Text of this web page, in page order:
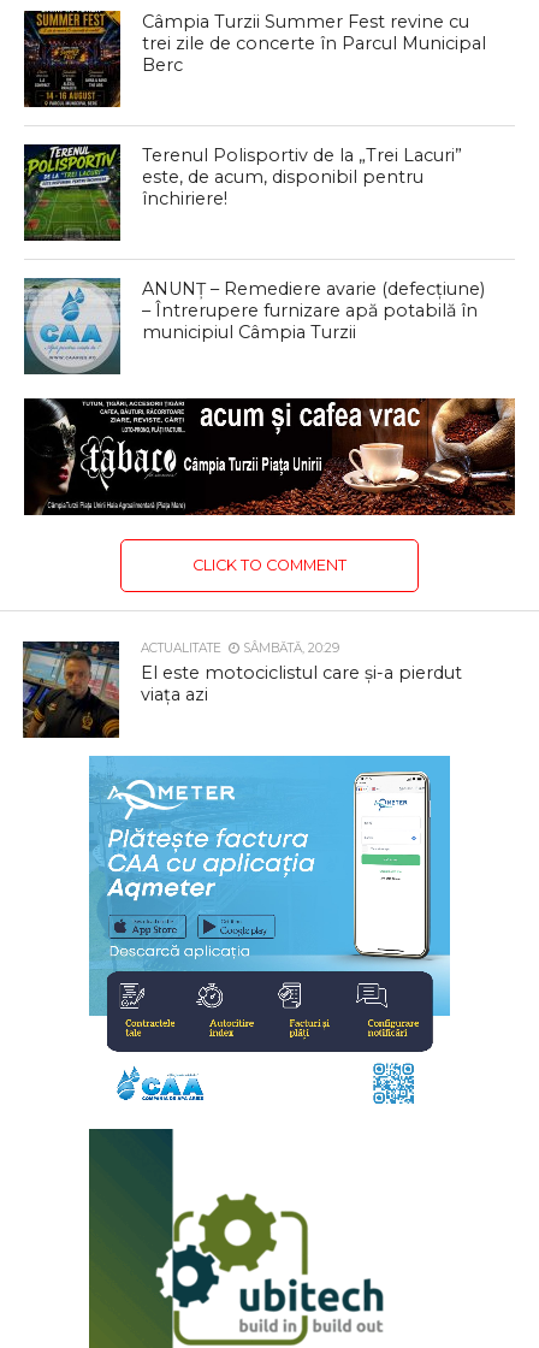
Câmpia Turzii Summer Fest revine cu
trei zile de concerte în Parcul Municipal
Berc
Terenul Polisportiv de la „Trei Lacuri”
este, de acum, disponibil pentru
închiriere!
ANUNȚ – Remediere avarie (defecțiune)
– Întrerupere furnizare apă potabilă în
municipiul Câmpia Turzii
CLICK TO COMMENT
ACTUALITATE SÂMBĂTĂ, 20:29
El este motociclistul care și-a pierdut
viața azi